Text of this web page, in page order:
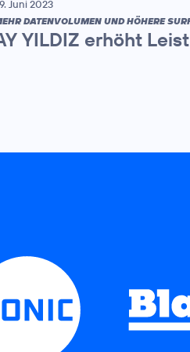
Juni 2023
DATENVOLUMEN UND HÖHERE
YILDIZ erhöht